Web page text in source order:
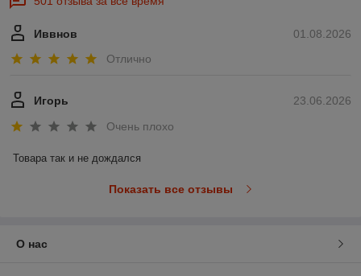
01.08.2026
Иввнов
Отлично
23.06.2026
Игорь
Очень плохо
Товара так и не дождался
Показать все отзывы
О нас